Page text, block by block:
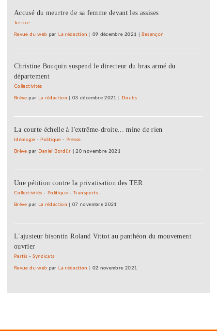
Accusé du meurtre de sa femme devant les assises
Justice
Revue du web par La rédaction 09 décembre 2021 Besançon
Christine Bouquin suspend le directeur du bras armé du
département
Collectivités
Brève par La rédaction |03 décembre 2021 Doubs
La courte échelle à l'extrême-droite... mine de rien
Idéologie - Politique - Presse
Brève par Daniel Bordür |20 novembre 2021
Une pétition contre la privatisation des TER
Collectivités - Politique -Transports
Brève par La rédaction |07 novembre 2021
L'ajusteur bisontin Roland Vittot au panthéon du mouvement
ouvrier
Partis -Syndicats
Revue du web par La rédaction 02 novembre 2021